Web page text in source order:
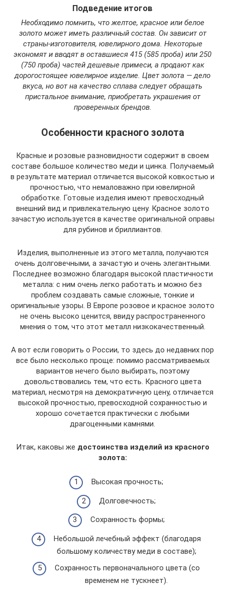
Подведение итогов
Необходимо помнить, что желтое, красное или белое
золото может иметь различный состав. Он зависит от
страны-изготовителя, ювелирного дома. Некоторые
экономят и вводят в оставшиеся 415 (585 проба) или 250
(750 проба) частей дешевые примеси, а продают как
дорогостоящее ювелирное изделие. Цвет золота — дело
вкуса, но вот на качество сплава следует обращать
пристальное внимание, приобретать украшения от
проверенных брендов.
Особенности красного золота
Красные и розовые разновидности содержит в своем
составе большое количество меди и цинка. Получаемый
в результате материал отличается высокой ковкостью и
прочностью, что немаловажно при ювелирной
обработке. Готовые изделия имеют превосходный
внешний вид и привлекательную цену. Красное золото
зачастую используется в качестве оригинальной оправы
для рубинов и бриллиантов.
Изделия, выполненные из этого металла, получаются
очень долговечными, а зачастую и очень элегантными.
Последнее возможно благодаря высокой пластичности
металла: с ним очень легко работать и можно без
проблем создавать самые сложные, тонкие и
оригинальные узоры. В Европе розовое и красное золото
не очень высоко ценится, ввиду распространенного
мнения о том, что этот металл низкокачественный.
А вот если говорить о России, то здесь до недавних пор
все было несколько проще: помимо рассматриваемых
вариантов нечего было выбирать, поэтому
довольствовались тем, что есть. Красного цвета
материал, несмотря на демократичную цену, отличается
высокой прочностью, превосходной сохранностью и
хорошо сочетается практически с любыми
драгоценными камнями.
Итак, каковы же достоинства изделий из красного
золота:
Высокая прочность;
Долговечность;
Сохранность формы;
Небольшой лечебный эффект (благодаря
большому количеству меди в составе);
Сохранность первоначального цвета (со
временем не тускнеет).